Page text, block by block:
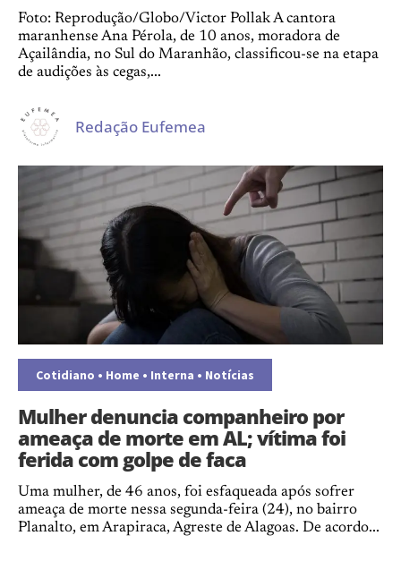
Foto: Reprodução/Globo/Victor Pollak A cantora
maranhense Ana Pérola, de 10 anos, moradora de
Açailândia, no Sul do Maranhão, classificou-se na etapa
de audições às cegas,...
Redação Eufemea
Cotidiano • Home • Interna • Notícias
Mulher denuncia companheiro por
ameaça de morte em AL; vítima foi
ferida com golpe de faca
Uma mulher, de 46 anos, foi esfaqueada após sofrer
ameaça de morte nessa segunda-feira (24), no bairro
Planalto, em Arapiraca, Agreste de Alagoas. De acordo...